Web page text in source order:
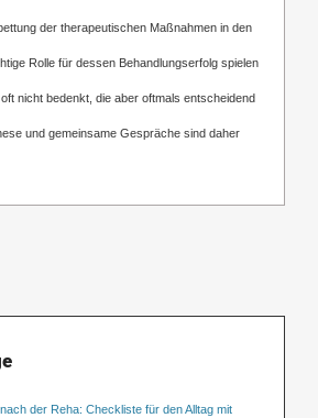
der therapeutischen Maßnahmen in den
Rolle für dessen Behandlungserfolg spielen
nicht bedenkt, die aber oftmals entscheidend
und gemeinsame Gespräche sind daher
der Reha: Checkliste für den Alltag mit